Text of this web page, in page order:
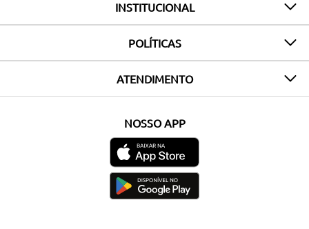
INSTITUCIONAL
POLÍTICAS
ATENDIMENTO
NOSSO APP